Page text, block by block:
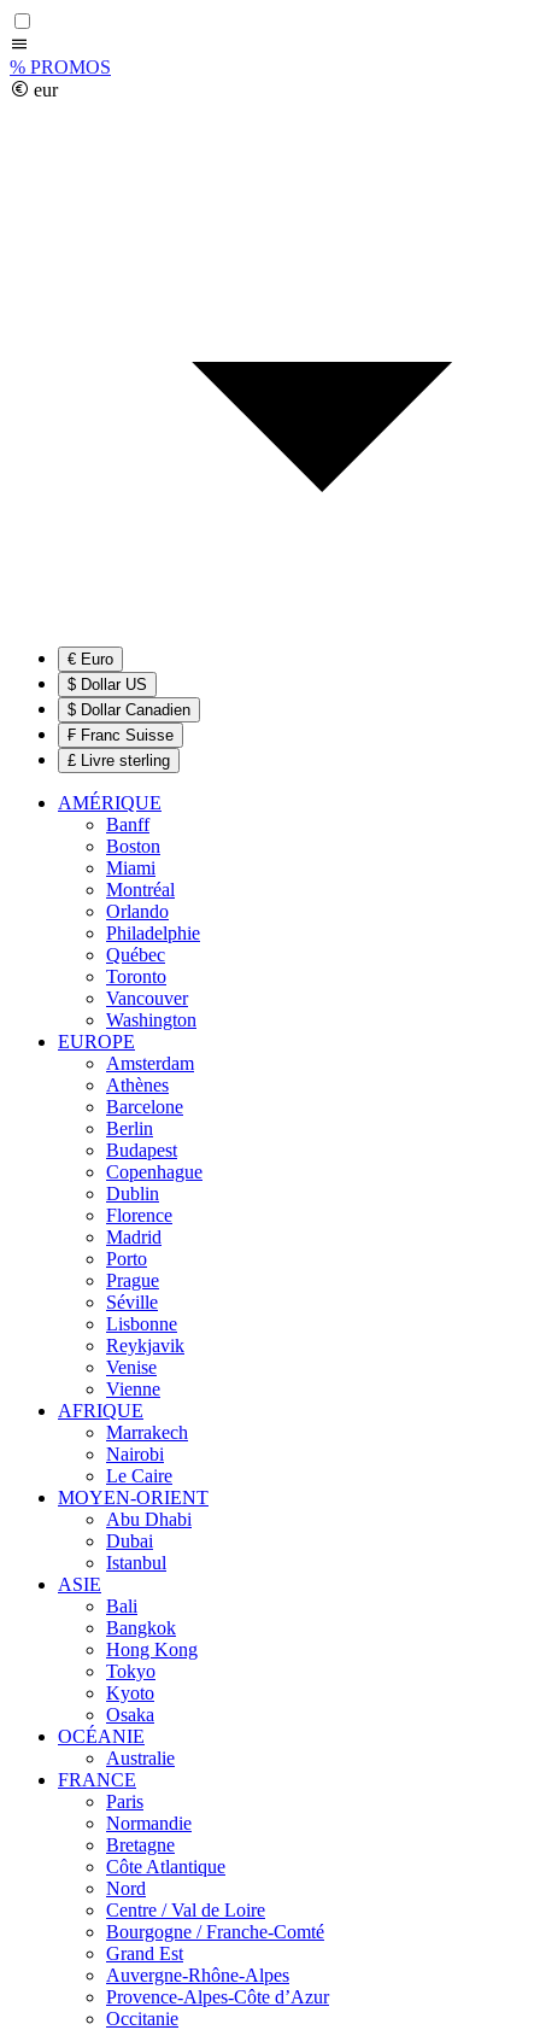
% PROMOS
eur
€ Euro
$ Dollar US
$ Dollar Canadien
₣ Franc Suisse
£ Livre sterling
AMÉRIQUE
Banff
Boston
Miami
Montréal
Orlando
Philadelphie
Québec
Toronto
Vancouver
Washington
EUROPE
Amsterdam
Athènes
Barcelone
Berlin
Budapest
Copenhague
Dublin
Florence
Madrid
Porto
Prague
Séville
Lisbonne
Reykjavik
Venise
Vienne
AFRIQUE
Marrakech
Nairobi
Le Caire
MOYEN-ORIENT
Abu Dhabi
Dubai
Istanbul
ASIE
Bali
Bangkok
Hong Kong
Tokyo
Kyoto
Osaka
OCÉANIE
Australie
FRANCE
Paris
Normandie
Bretagne
Côte Atlantique
Nord
Centre / Val de Loire
Bourgogne / Franche-Comté
Grand Est
Auvergne-Rhône-Alpes
Provence-Alpes-Côte d’Azur
Occitanie